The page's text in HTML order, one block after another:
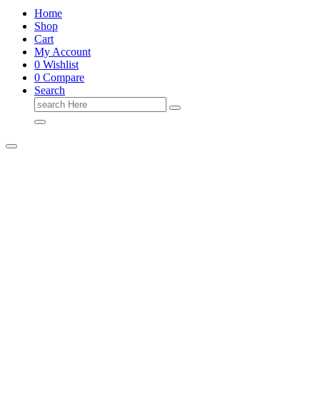
Home
Shop
Cart
My Account
0 Wishlist
0 Compare
Search
Search
for: